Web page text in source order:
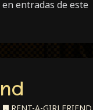
entradas de este
RENT-A-GIRLFRIEND